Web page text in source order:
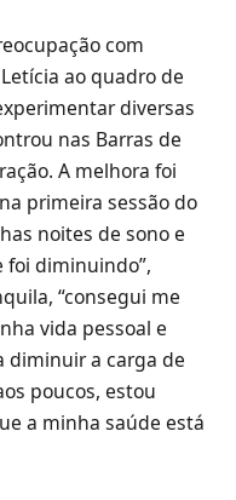
com
ao quadro de
diversas
nas Barras de
A melhora foi
primeira sessão do
noites de sono e
foi diminuindo”,
“consegui me
vida pessoal e
diminuir a carga de
poucos, estou
a minha saúde está